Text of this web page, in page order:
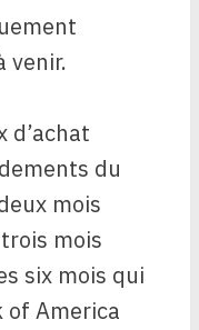
venir.
d’achat
du
mois
mois
six mois qui
of America